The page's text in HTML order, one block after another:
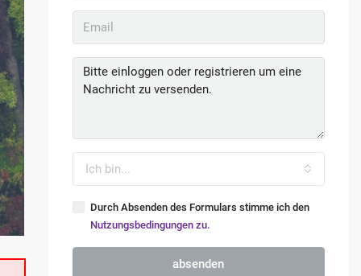
Ich bin...
Durch Absenden des Formulars stimme ich den
Nutzungsbedingungen zu.
absenden